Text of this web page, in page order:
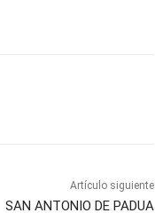
Artículo siguiente
SAN ANTONIO DE PADUA